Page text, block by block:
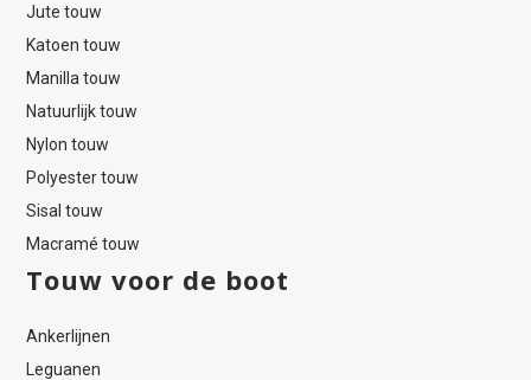
Jute touw
Katoen touw
Manilla touw
Natuurlijk touw
Nylon touw
Polyester touw
Sisal touw
Macramé touw
Touw voor de boot
Ankerlijnen
Leguanen